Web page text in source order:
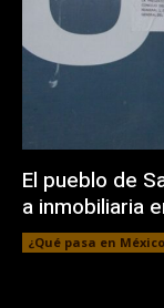
El pueblo de
a inmobiliaria
¿Qué pasa en